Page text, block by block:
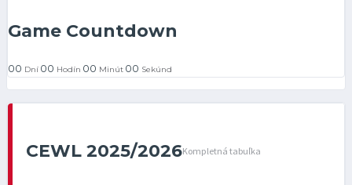
Game Countdown
00 Dní 00 Hodín 00 Minút 00 Sekúnd
CEWL 2025/2026Kompletná tabuľka